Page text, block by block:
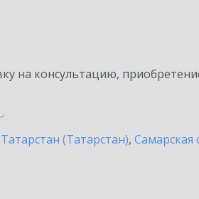
на консультацию,
(Татарстан), Самарская